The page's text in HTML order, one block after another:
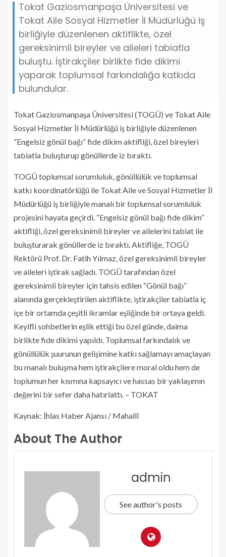
Tokat Gaziosmanpaşa Üniversitesi ve
Tokat Aile Sosyal Hizmetler İl Müdürlüğü iş
birliğiyle düzenlenen aktiflikte, özel
gereksinimli bireyler ve aileleri tabiatla
buluştu. İştirakçiler birlikte fide dikimi
yaparak toplumsal farkındalığa katkıda
bulundular.
Tokat Gaziosmanpaşa Üniversitesi (TOGÜ) ve Tokat Aile
Sosyal Hizmetler İl Müdürlüğü iş birliğiyle düzenlenen
“Engelsiz gönül bağı” fide dikim aktifliği, özel bireyleri
tabiatla buluşturup gönüllerde iz bıraktı.
TOGÜ toplumsal sorumluluk, gönüllülük ve toplumsal
katkı koordinatörlüğü ile Tokat Aile ve Sosyal Hizmetler İl
Müdürlüğü iş birliğiyle manalı bir toplumsal sorumluluk
projesini hayata geçirdi. “Engelsiz gönül bağı fide dikim”
aktifliği, özel gereksinimli bireyler ve ailelerini tabiat ile
buluşturarak gönüllerde iz bıraktı. Aktifliğe, TOGÜ
Rektörü Prof. Dr. Fatih Yılmaz, özel gereksinimli bireyler
ve aileleri iştirak sağladı. TOGÜ tarafından özel
gereksinimli bireyler için tahsis edilen “Gönül bağı”
alanında gerçekleştirilen aktiflikte, iştirakçiler tabiatla iç
içe bir ortamda çeşitli ikramlar eşliğinde bir ortaya geldi.
Keyifli sohbetlerin eşlik ettiği bu özel günde, daima
birlikte fide dikimi yapıldı. Toplumsal farkındalık ve
gönüllülük şuurunun gelişimine katkı sağlamayı amaçlayan
bu manalı buluşma hem iştirakçilere moral oldu hem de
toplumun her kısmına kapsayıcı ve hassas bir yaklaşımın
değerini bir sefer daha hatırlattı. – TOKAT
Kaynak: İhlas Haber Ajansı / Mahallî
About The Author
admin
See author's posts